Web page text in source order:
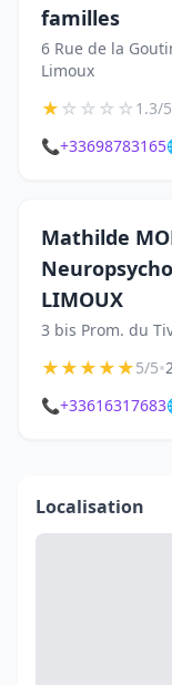
familles
6 Rue de la
Limoux
★☆☆☆☆1.3/5
📞+33698783165
Mathilde
LIMOUX
3 bis Prom. du
★★★★★5/5•
📞+33616317683
Localisation